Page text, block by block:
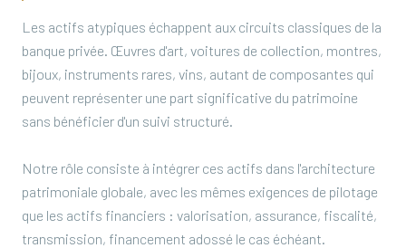
Les actifs atypiques échappent aux circuits classiques de la
banque privée. Œuvres d'art, voitures de collection, montres,
bijoux, instruments rares, vins, autant de composantes qui
peuvent représenter une part significative du patrimoine
sans bénéficier d'un suivi structuré.
Notre rôle consiste à intégrer ces actifs dans l'architecture
patrimoniale globale, avec les mêmes exigences de pilotage
que les actifs financiers : valorisation, assurance, fiscalité,
transmission, financement adossé le cas échéant.